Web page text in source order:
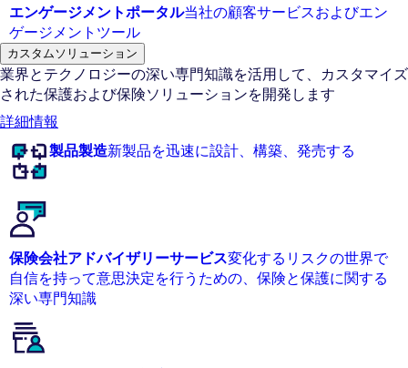
エンゲージメントポータル当社の顧客サービスおよびエン
ゲージメントツール
カスタムソリューション
業界とテクノロジーの深い専門知識を活用して、カスタマイズ
された保護および保険ソリューションを開発します
詳細情報
製品製造新製品を迅速に設計、構築、発売する
保険会社アドバイザリーサービス変化するリスクの世界で
自信を持って意思決定を行うための、保険と保護に関する
深い専門知識